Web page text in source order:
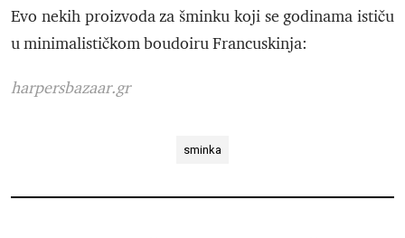
Evo nekih proizvoda za šminku koji se godinama ističu
u minimalističkom boudoiru Francuskinja:
harpersbazaar.gr
sminka